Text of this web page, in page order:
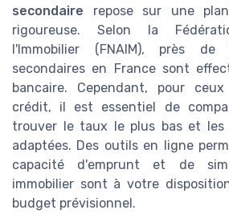
secondaire repose sur une
rigoureuse. Selon la
l'Immobilier (FNAIM), près
secondaires en France sont
bancaire. Cependant, pour
crédit, il est essentiel de
trouver le taux le plus bas et les
adaptées. Des outils en ligne
capacité d'emprunt et de
immobilier sont à votre
budget prévisionnel.